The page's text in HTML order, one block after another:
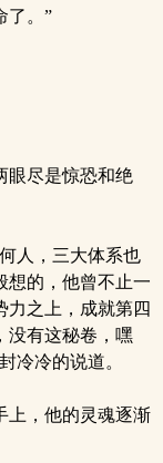
了。”
眼尽是惊恐和绝
人，三大体系也
想的，他曾不止一
力之上，成就第四
没有这秘卷，嘿
冷冷的说道。
上，他的灵魂逐渐